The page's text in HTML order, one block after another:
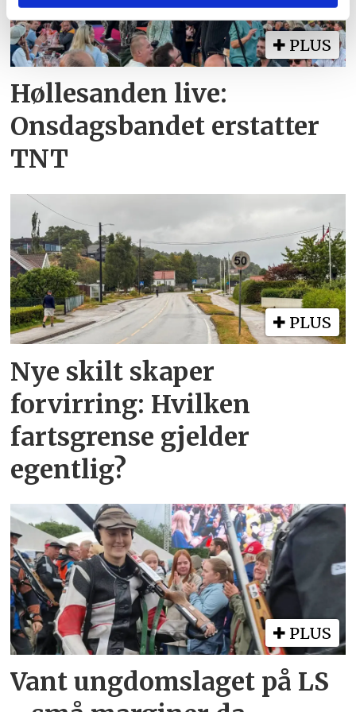
eller som de har samlet inn gjennom din bruk av
tjenestene deres.
PLUS
Høllesanden live:
Onsdagsbandet erstatter
TNT
PLUS
Nye skilt skaper
forvirring: Hvilken
fartsgrense gjelder
egentlig?
PLUS
Vant ungdomslaget på LS